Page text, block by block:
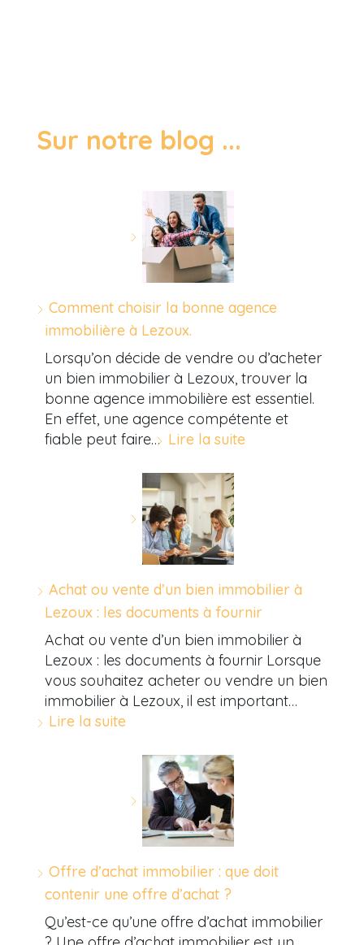
Sur notre blog ...
Comment choisir la bonne agence
immobilière à Lezoux.
Lorsqu’on décide de vendre ou d’acheter
un bien immobilier à Lezoux, trouver la
bonne agence immobilière est essentiel.
En effet, une agence compétente et
fiable peut faire… Lire la suite
Achat ou vente d’un bien immobilier à
Lezoux : les documents à fournir
Achat ou vente d’un bien immobilier à
Lezoux : les documents à fournir Lorsque
vous souhaitez acheter ou vendre un bien
immobilier à Lezoux, il est important…
Lire la suite
Offre d’achat immobilier : que doit
contenir une offre d’achat ?
Qu’est-ce qu’une offre d’achat immobilier